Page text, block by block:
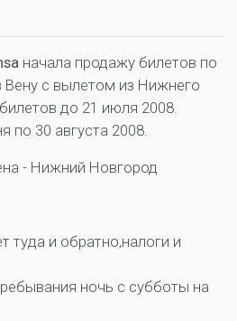
начала продажу билетов по
с вылетом из Нижнего
до 21 июля 2008.
по 30 августа 2008.
- Нижний Новгород
туда и обратно,налоги и
ночь с субботы на